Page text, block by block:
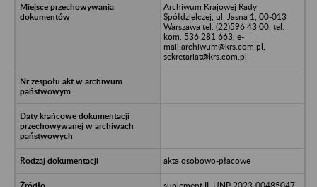
Archiwum Krajowej Rady
Spółdzielczej, ul. Jasna 1, 00-013
Warszawa tel. (22)596 43 00, tel.
kom. 536 281 663, e-
mail:archiwum@krs.com.pl,
sekretariat@krs.com.pl
akta osobowo-płacowe